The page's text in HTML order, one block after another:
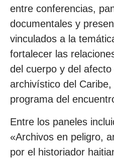
entre conferencias,
documentales y
vinculados a la
fortalecer las
del cuerpo y del
archivístico del Caribe,
programa del
Entre los paneles
«Archivos en peligro,
por el historiador